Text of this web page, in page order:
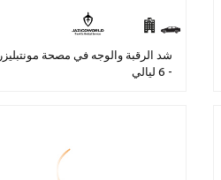
شد الرقبة والوجه في مصحة مونتبليزر
- 6 ليالي